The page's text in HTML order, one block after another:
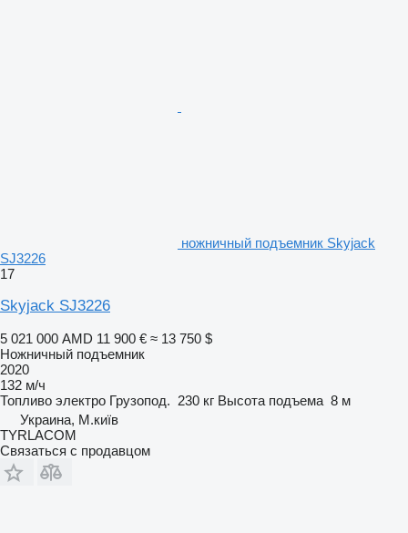
ножничный подъемник Skyjack
SJ3226
17
Skyjack SJ3226
5 021 000 AMD 11 900 € ≈ 13 750 $
Ножничный подъемник
2020
132 м/ч
Топливо электро Грузопод. 230 кг Высота подъема 8 м
Украина, М.київ
TYRLACOM
Связаться с продавцом